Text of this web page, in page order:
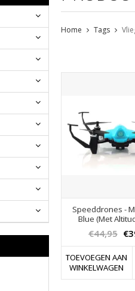
Home Tags
Speeddrones -
Blue (Met
€44,95
TOEVOEGEN AAN
WINKELWAGEN